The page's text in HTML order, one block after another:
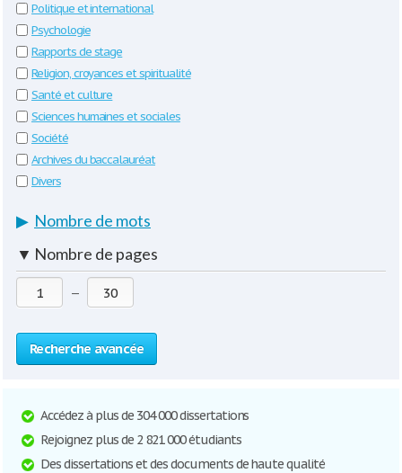
Politique et international
Psychologie
Rapports de stage
Religion, croyances et spiritualité
Santé et culture
Sciences humaines et sociales
Société
Archives du baccalauréat
Divers
▶ Nombre de mots
▼ Nombre de pages
—
Recherche avancée
Accédez à plus de 304 000 dissertations
Rejoignez plus de 2 821 000 étudiants
Des dissertations et des documents de haute qualité